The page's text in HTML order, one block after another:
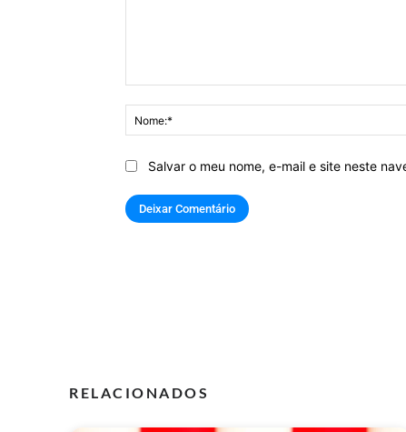
Salvar o meu nome, e-mail e site neste
RELACIONADOS